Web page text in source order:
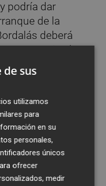
podría dar
de la
deberá
acompañe al
plantilla: Borja
para disputar el
de Mayoral
la pasada
no rindió a un
sustituirle.
de sus
utilizamos
para
en su
personales,
únicos
ofrecer
medir